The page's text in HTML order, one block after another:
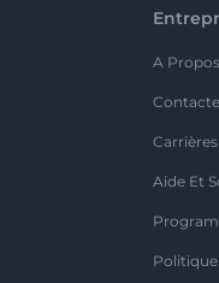
A
Carrières
Aide Et